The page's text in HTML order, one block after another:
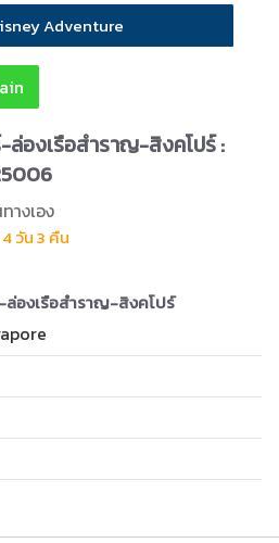
Adventure
ล่องเรือสำราญ-สิงคโปร์ :
างเอง
4 วัน 3 คืน
ล่องเรือสำราญ-สิงคโปร์